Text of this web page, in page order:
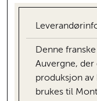
Denne
Auvergne, der
produksjon
brukes til